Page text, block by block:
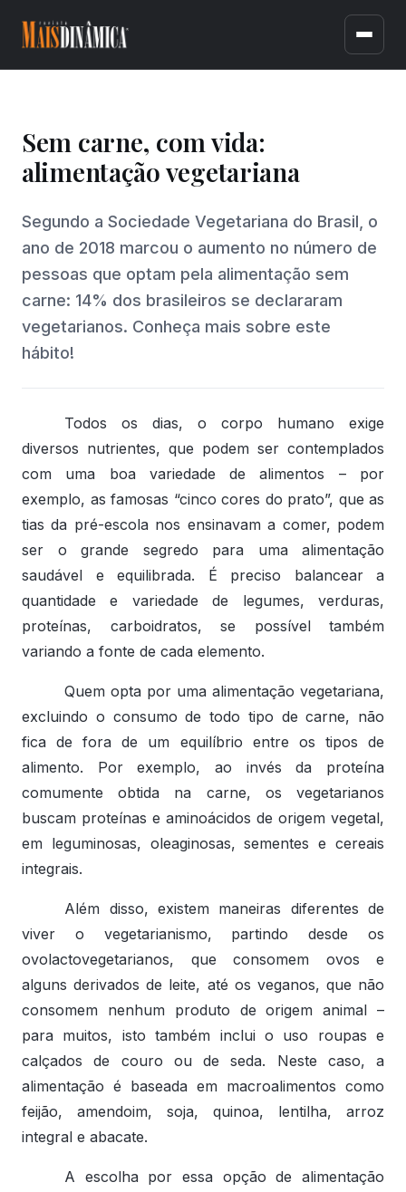
Sem carne, com vida:
alimentação vegetariana
Segundo a Sociedade Vegetariana do Brasil, o
ano de 2018 marcou o aumento no número de
pessoas que optam pela alimentação sem
carne: 14% dos brasileiros se declararam
vegetarianos. Conheça mais sobre este
hábito!
Todos os dias, o corpo humano exige
diversos nutrientes, que podem ser contemplados
com uma boa variedade de alimentos – por
exemplo, as famosas “cinco cores do prato”, que as
tias da pré-escola nos ensinavam a comer, podem
ser o grande segredo para uma alimentação
saudável e equilibrada. É preciso balancear a
quantidade e variedade de legumes, verduras,
proteínas, carboidratos, se possível também
variando a fonte de cada elemento.
Quem opta por uma alimentação vegetariana,
excluindo o consumo de todo tipo de carne, não
fica de fora de um equilíbrio entre os tipos de
alimento. Por exemplo, ao invés da proteína
comumente obtida na carne, os vegetarianos
buscam proteínas e aminoácidos de origem vegetal,
em leguminosas, oleaginosas, sementes e cereais
integrais.
Além disso, existem maneiras diferentes de
viver o vegetarianismo, partindo desde os
ovolactovegetarianos, que consomem ovos e
alguns derivados de leite, até os veganos, que não
consomem nenhum produto de origem animal –
para muitos, isto também inclui o uso roupas e
calçados de couro ou de seda. Neste caso, a
alimentação é baseada em macroalimentos como
feijão, amendoim, soja, quinoa, lentilha, arroz
integral e abacate.
A escolha por essa opção de alimentação